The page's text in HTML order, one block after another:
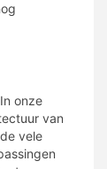
In onze
van
vele